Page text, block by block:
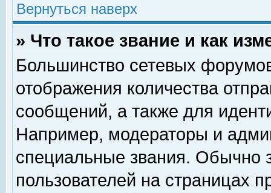
Вернуться наверх
» Что такое звание и как
Большинство сетевых
отображения количества
сообщений, а также для
Например, модераторы и
специальные звания. Обычно
пользователей на страницах